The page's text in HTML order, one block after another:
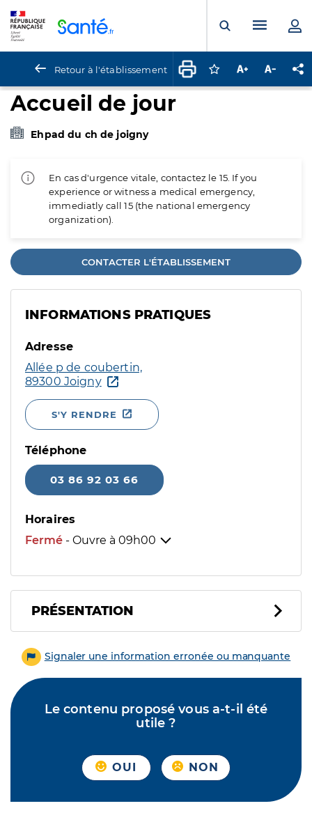
Ouvrir laMenu
Retour à l'établissement Connectez-vous
Augmenter la
Accueil de jour
Ehpad du ch de joigny
En cas d'urgence vitale, contactez le 15. If you
experience or witness a medical emergency,
immediatly call 15 (the national emergency
organization).
CONTACTER L'ÉTABLISSEMENT
INFORMATIONS PRATIQUES
Adresse
Allée p de coubertin,
89300 Joigny
S'Y RENDRE
Téléphone
03 86 92 03 66
Horaires
Fermé - Ouvre à 09h00
PRÉSENTATION
Signaler une information erronée ou manquante
Le contenu proposé vous a-t-il été
utile ?
OUI NON